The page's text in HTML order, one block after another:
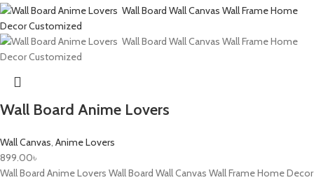
Wall Board Anime Lovers
Wall Canvas, Anime Lovers
899.00৳
Wall Board Anime Lovers Wall Board Wall Canvas Wall Frame Home Decor